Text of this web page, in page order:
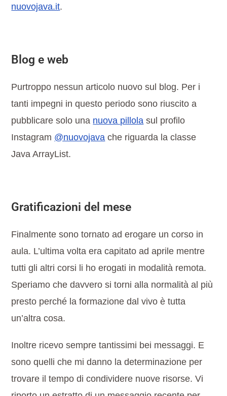
nuovojava.it.
Blog e web
Purtroppo nessun articolo nuovo sul blog. Per i
tanti impegni in questo periodo sono riuscito a
pubblicare solo una nuova pillola sul profilo
Instagram @nuovojava che riguarda la classe
Java ArrayList.
Gratificazioni del mese
Finalmente sono tornato ad erogare un corso in
aula. L’ultima volta era capitato ad aprile mentre
tutti gli altri corsi li ho erogati in modalità remota.
Speriamo che davvero si torni alla normalità al più
presto perché la formazione dal vivo è tutta
un’altra cosa.
Inoltre ricevo sempre tantissimi bei messaggi. E
sono quelli che mi danno la determinazione per
trovare il tempo di condividere nuove risorse. Vi